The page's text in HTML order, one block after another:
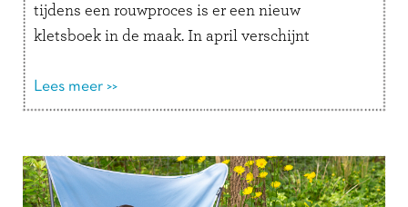
tijdens een rouwproces is er een nieuw
kletsboek in de maak. In april verschijnt
Lees verder
Lees meer >>